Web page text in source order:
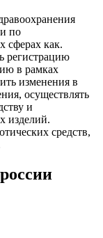
по
сферах как.
регистрацию
в рамках
изменения в
осуществлять
и
изделий.
средств,